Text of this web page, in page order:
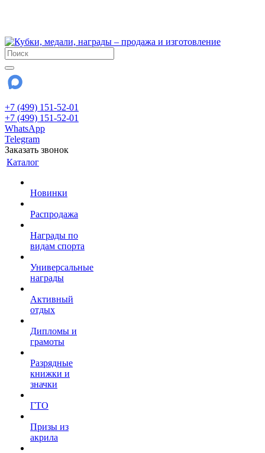
+7 (499) 151-52-01
+7 (499) 151-52-01
WhatsApp
Telegram
Заказать звонок
Каталог
Новинки
Распродажа
Награды по
видам спорта
Универсальные
награды
Активный
отдых
Дипломы и
грамоты
Разрядные
книжки и
значки
ГТО
Призы из
акрила